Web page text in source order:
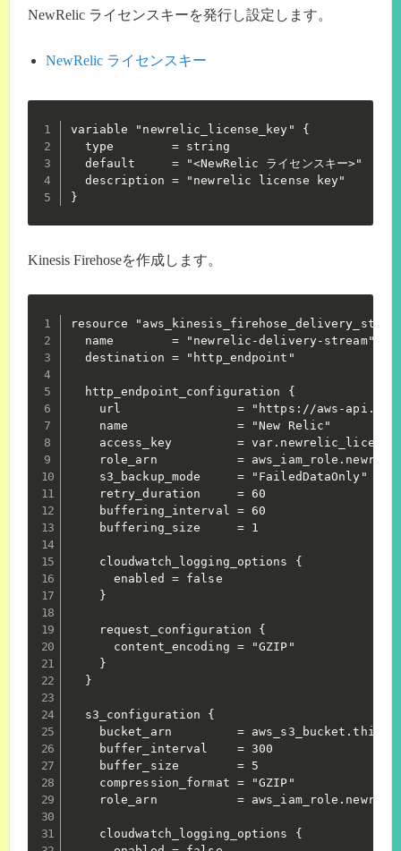
NewRelic ライセンスキーを発行し設定します。
NewRelic ライセンスキー
variable "newrelic_license_key" {
  type        = string
  default     = "<NewRelic ライセンスキー>"
  description = "newrelic license key"
}
Kinesis Firehoseを作成します。
resource
  name        = "newrelic-delivery-stream"
  destination = "http_endpoint"
  http_endpoint_configuration {
url                = "https://aws-
    name               = "New Relic"
access_key         =
role_arn           =
    s3_backup_mode     = "FailedDataOnly"
    retry_duration     = 60
    buffering_interval = 60
    buffering_size     = 1
    cloudwatch_logging_options {
      enabled = false
    }
    request_configuration {
      content_encoding = "GZIP"
    }
  }
  s3_configuration {
bucket_arn         =
    buffer_interval    = 300
    buffer_size        = 5
    compression_format = "GZIP"
role_arn           =
    cloudwatch_logging_options {